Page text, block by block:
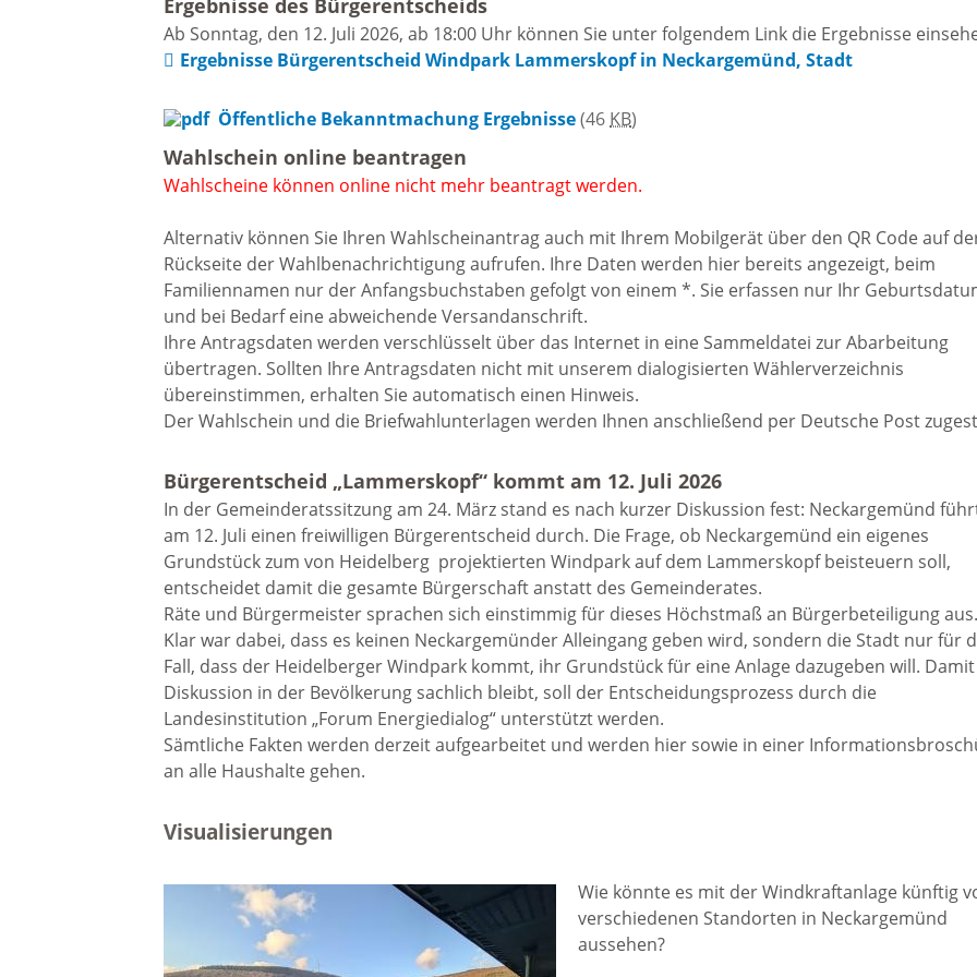
Wahlen / Abstimmungen
Ortsrecht
Städtische Finanzen
Aktuelle Meldungen
Pressemitteilungen
Bekanntmachungen
Amtsblatt / Neckarbote
Mobilität
Zu Fuß und mit dem Rad
(E-)Motorisiert
Parken
Kultur-Haltepunkt
Museum
Stadtbücherei
Treffpunkt für
Vereine
Veranstaltungen
Freizeitangebot
Freibad
Radfahren /
Wandern
Freizeit und
Begegnung
Ferienprogramm
Führungen
Stadtspaziergänge
Kunst im
öffentlichen Raum
Kooperationen
Aktuelle
Freien
Ergebnisse des Bürgerentscheids
Ab Sonntag, den 12. Juli 2026, ab 18:00 Uhr können Sie unter folgendem Link die Ergebnisse
Ergebnisse Bürgerentscheid Windpark Lammerskopf in Neckargemünd, Stadt
Öffentliche Bekanntmachung Ergebnisse (46 KB)
Wahlschein online beantragen
Wahlscheine können online nicht mehr beantragt werden.
Alternativ können Sie Ihren Wahlscheinantrag auch mit Ihrem Mobilgerät über den QR Code auf
Rückseite der Wahlbenachrichtigung aufrufen. Ihre Daten werden hier bereits angezeigt, beim
Familiennamen nur der Anfangsbuchstaben gefolgt von einem *. Sie erfassen nur Ihr
und bei Bedarf eine abweichende Versandanschrift.
Ihre Antragsdaten werden verschlüsselt über das Internet in eine Sammeldatei zur Abarbeitung
übertragen. Sollten Ihre Antragsdaten nicht mit unserem dialogisierten Wählerverzeichnis
übereinstimmen, erhalten Sie automatisch einen Hinweis.
Der Wahlschein und die Briefwahlunterlagen werden Ihnen anschließend per Deutsche Post
Bürgerentscheid „Lammerskopf“ kommt am 12. Juli 2026
In der Gemeinderatssitzung am 24. März stand es nach kurzer Diskussion fest: Neckargemünd
am 12. Juli einen freiwilligen Bürgerentscheid durch. Die Frage, ob Neckargemünd ein eigenes
Grundstück zum von Heidelberg projektierten Windpark auf dem Lammerskopf beisteuern soll,
entscheidet damit die gesamte Bürgerschaft anstatt des Gemeinderates.
Räte und Bürgermeister sprachen sich einstimmig für dieses Höchstmaß an Bürgerbeteiligung aus.
Klar war dabei, dass es keinen Neckargemünder Alleingang geben wird, sondern die Stadt nur für
Fall, dass der Heidelberger Windpark kommt, ihr Grundstück für eine Anlage dazugeben will.
Diskussion in der Bevölkerung sachlich bleibt, soll der Entscheidungsprozess durch die
Landesinstitution „Forum Energiedialog“ unterstützt werden.
Sämtliche Fakten werden derzeit aufgearbeitet und werden hier sowie in einer
an alle Haushalte gehen.
Visualisierungen
Wie könnte es mit der Windkraftanlage künftig
verschiedenen Standorten in Neckargemünd
aussehen?